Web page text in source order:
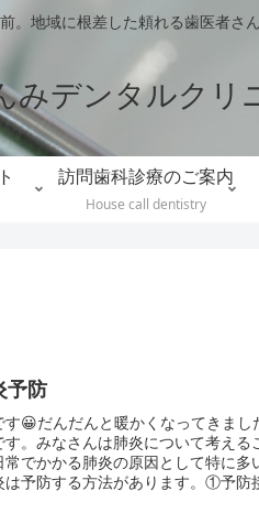
。地域に根差した頼れる歯医者さ
みデンタルクリ
訪問歯科診療のご案内
House call dentistry
予防
す😀だんだんと暖かくなってきまし
。みなさんは肺炎について考える
でかかる肺炎の原因として特に多
予防する方法があります。①予防